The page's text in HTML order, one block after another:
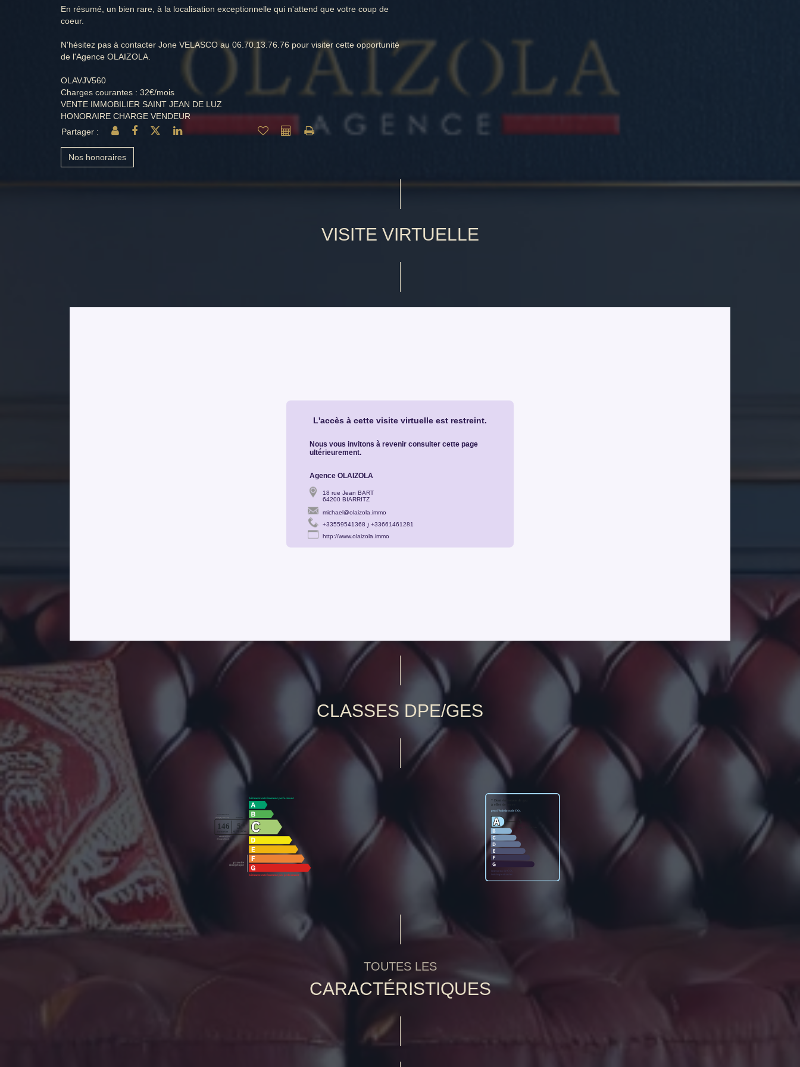
En résumé, un bien rare, à la localisation exceptionnelle qui n'attend que votre coup de
coeur.
N'hésitez pas à contacter Jone VELASCO au 06.70.13.76.76 pour visiter cette opportunité
de l'Agence OLAIZOLA.
OLAVJV560
Charges courantes : 32€/mois
VENTE IMMOBILIER SAINT JEAN DE LUZ
HONORAIRE CHARGE VENDEUR
Partager :
Nos honoraires
VISITE VIRTUELLE
CLASSES DPE/GES
TOUTES LES
CARACTÉRISTIQUES